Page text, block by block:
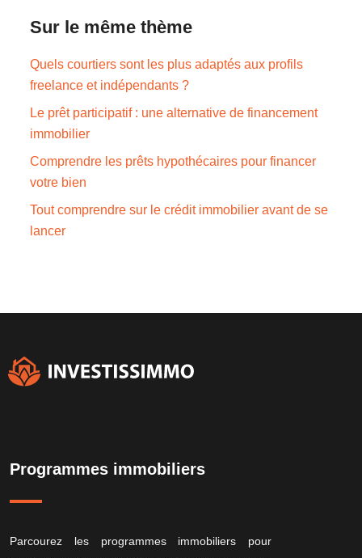
Sur le même thème
Quels courtiers sont les plus adaptés aux profils
freelance et indépendants ?
Le prêt participatif : une alternative de financement
immobilier
Comprendre les prêts hypothécaires pour financer
votre bien
Tout comprendre sur le crédit immobilier avant de se
lancer
Programmes immobiliers
Parcourez les programmes immobiliers pour